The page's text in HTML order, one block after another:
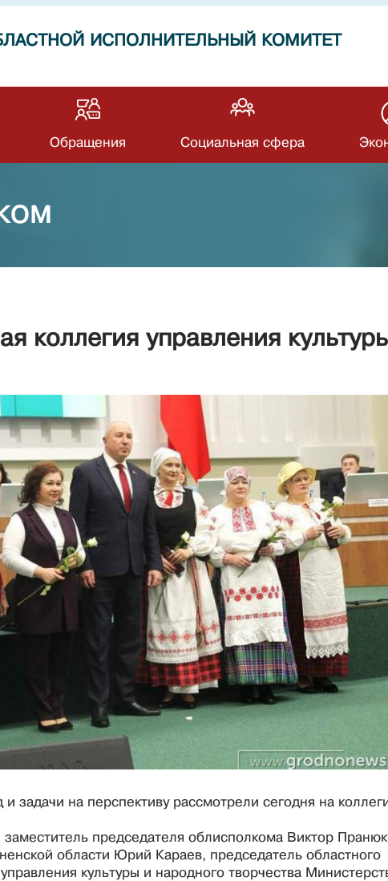
ИСПОЛНИТЕЛЬНЫЙ КОМИТЕТ
Обращения Социальная сфера
коллегия управления
задачи на перспективу рассмотрели сегодня на
председателя облисполкома Виктор
области Юрий Караев, председатель областного
культуры и народного творчества